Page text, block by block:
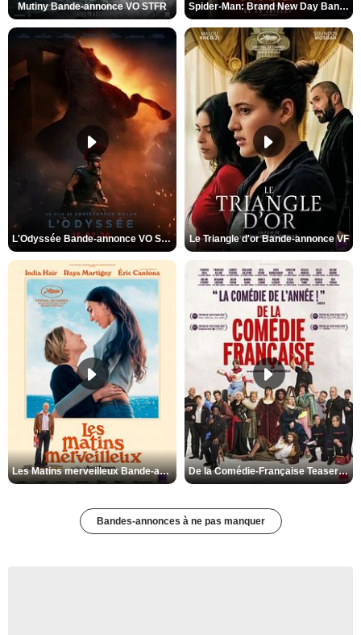
Mutiny Bande-annonce VO STFR Spider-Man: Brand New Day Bande-annonce VO STFR
L'Odyssée Bande-annonce VO STFR Le Triangle d'or Bande-annonce VF
Les Matins merveilleux Bande-annonce VF De la Comédie-Française Teaser VF
Bandes-annonces à ne pas manquer